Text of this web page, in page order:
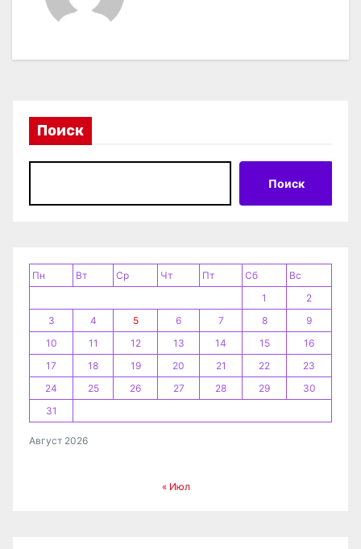
и
п
о
а
и
с
м
Поиск
Поиск
Август 2026
Пн Вт Ср Чт Пт Сб
Вс
1
2
3
4 5 6 7 8
9
10
11 12 13 14 15
16
17
18 19 20 21 22
23
24
25 26 27 28 29
30
31
« Июл